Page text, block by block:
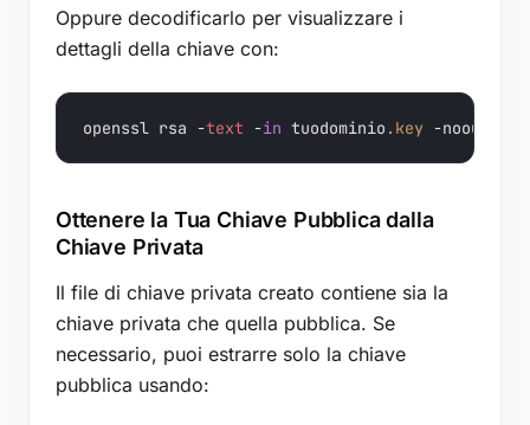
Oppure decodificarlo per visualizzare i
dettagli della chiave con:
openssl rsa -text -in tuodominio .key
Ottenere la Tua Chiave Pubblica dalla
Chiave Privata
Il file di chiave privata creato contiene sia la
chiave privata che quella pubblica. Se
necessario, puoi estrarre solo la chiave
pubblica usando: